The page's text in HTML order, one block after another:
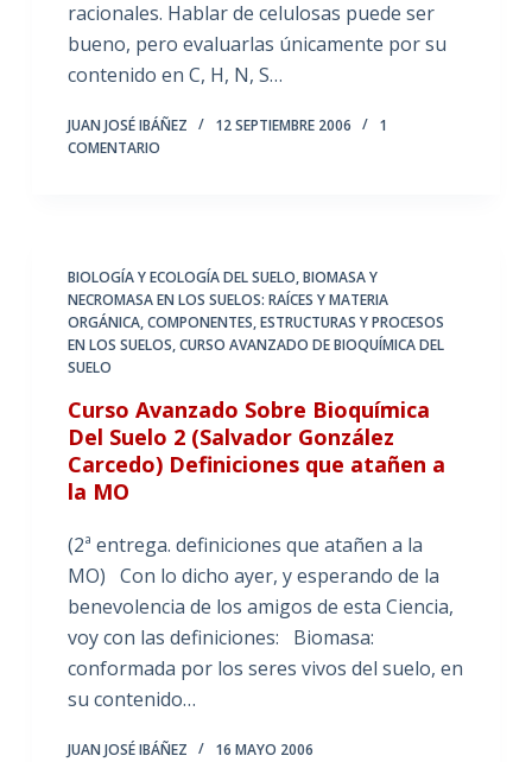
racionales. Hablar de celulosas puede ser
bueno, pero evaluarlas únicamente por su
contenido en C, H, N, S…
JUAN JOSÉ IBÁÑEZ 12 SEPTIEMBRE 2006
1
COMENTARIO
BIOLOGÍA Y ECOLOGÍA DEL SUELO,BIOMASA Y
NECROMASA EN LOS SUELOS: RAÍCES Y MATERIA
ORGÁNICA,COMPONENTES, ESTRUCTURAS Y PROCESOS
EN LOS SUELOS,CURSO AVANZADO DE BIOQUÍMICA DEL
SUELO
Curso Avanzado Sobre Bioquímica
Del Suelo 2 (Salvador González
Carcedo) Definiciones que atañen a
la MO
(2ª entrega. definiciones que atañen a la
MO) Con lo dicho ayer, y esperando de la
benevolencia de los amigos de esta Ciencia,
voy con las definiciones: Biomasa:
conformada por los seres vivos del suelo, en
su contenido…
JUAN JOSÉ IBÁÑEZ 16 MAYO 2006